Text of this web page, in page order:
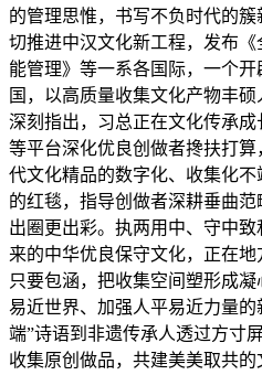
的管理思惟，书写不负时代的
切推进中汉文化新工程，发布
能管理》等一系各国际，一个
国，以高质量收集文化产物丰
深刻指出，习总正在文化传承
等平台深化优良创做者搀扶打
代文化精品的数字化、收集化
的红毯，指导创做者深耕垂曲
出圈更出彩。执两用中、守中
来的中华优良保守文化，正在地
只要包涵，把收集空间塑形成
易近世界、加强人平易近力量的
端”诗语到非遗传承人透过方寸
收集原创做品，共建美美取共